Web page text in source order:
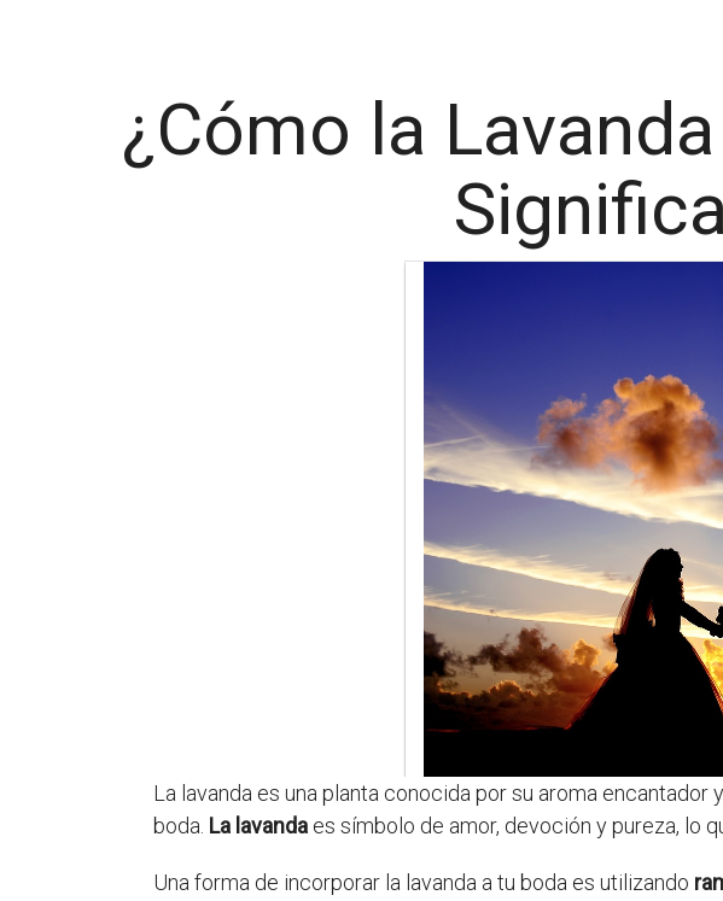
¿Cómo la
La lavanda es una planta conocida por su aroma
boda. La lavanda es símbolo de amor, devoción y pureza, lo
Una forma de incorporar la lavanda a tu boda es utilizando